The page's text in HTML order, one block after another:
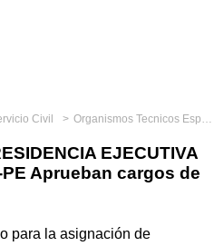
Civil Organismos Tecnicos Especializados
EJECUTIVA
PE Aprueban cargos de
para la asignación de